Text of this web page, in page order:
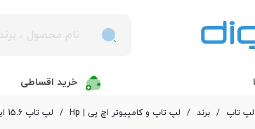
خرید اقساطی
لپ تاپ / برند / لپ تاپ و کامپیوتر اچ پی | Hp / لپ تاپ 15.6 اینچی اچ پی مدل ENVY X360 15-EY0013DX-A Ryzen 5